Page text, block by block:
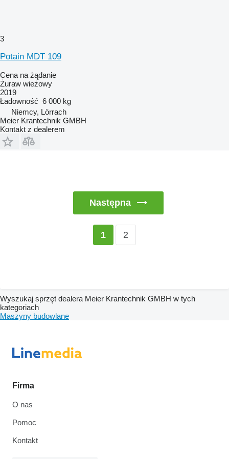
3
Potain MDT 109
Cena na żądanie
Żuraw wieżowy
2019
Ładowność 6 000 kg
Niemcy, Lörrach
Meier Krantechnik GMBH
Kontakt z dealerem
Następna
1 2
Wyszukaj sprzęt dealera Meier Krantechnik GMBH w tych
kategoriach
Maszyny budowlane
Firma
O nas
Pomoc
Kontakt